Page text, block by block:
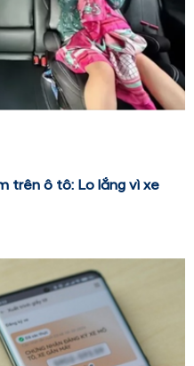
trên ô tô: Lo lắng vì xe